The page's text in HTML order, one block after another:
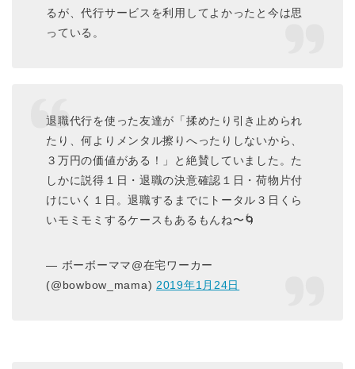
るが、代行サービスを利用してよかったと今は思
っている。
退職代行を使った友達が「揉めたり引き止められ
たり、何よりメンタル擦りへったりしないから、
３万円の価値がある！」と絶賛していました。た
しかに説得１日・退職の決意確認１日・荷物片付
けにいく１日。退職するまでにトータル３日くら
いモミモミするケースもあるもんね〜🌀
— ボーボーママ@在宅ワーカー
(@bowbow_mama) 2019年1月24日